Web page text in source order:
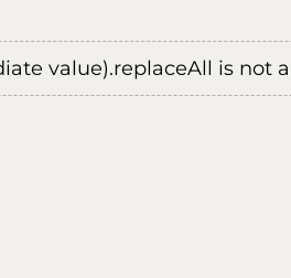
value).replaceAll is not